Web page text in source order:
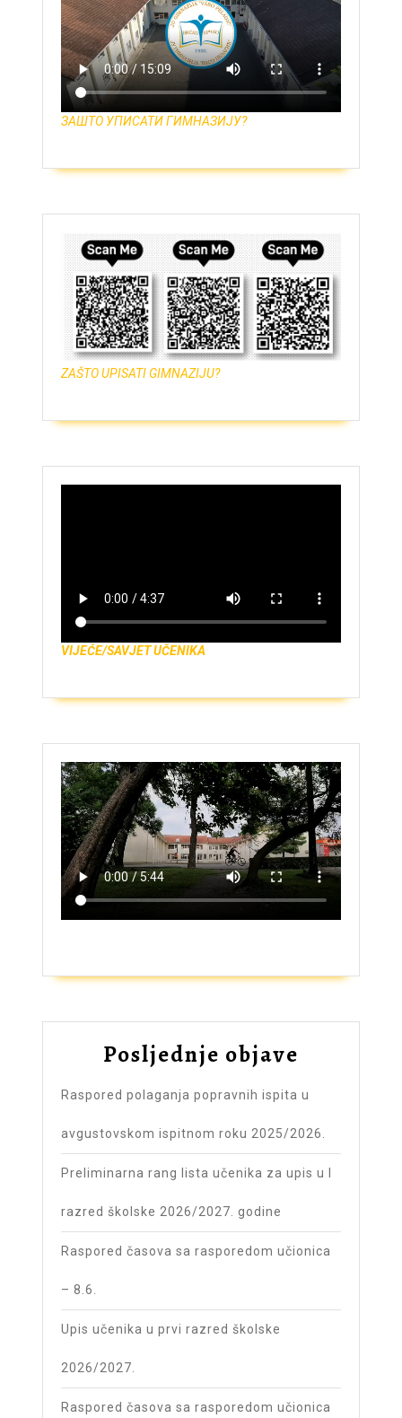
ЗАШТО УПИСАТИ ГИМНАЗИЈУ?
ZAŠTO UPISATI GIMNAZIJU?
VIJEĆE/SAVJET UČENIKA
Posljednje objave
Raspored polaganja popravnih ispita u
avgustovskom ispitnom roku 2025/2026.
Preliminarna rang lista učenika za upis u I
razred školske 2026/2027. godine
Raspored časova sa rasporedom učionica
– 8.6.
Upis učenika u prvi razred školske
2026/2027.
Raspored časova sa rasporedom učionica